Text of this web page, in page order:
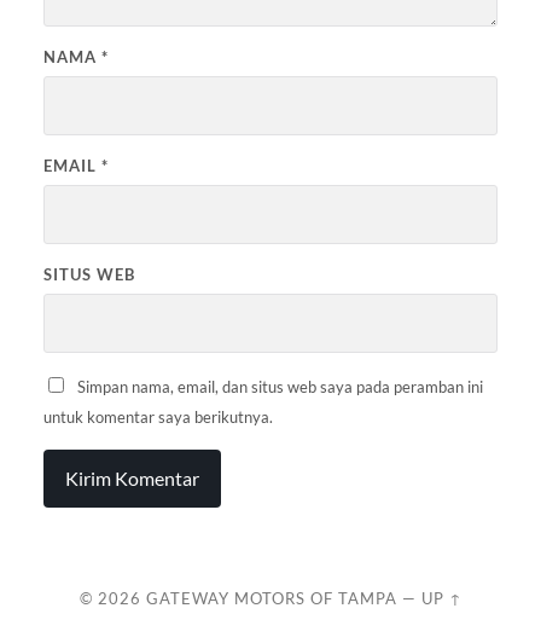
NAMA *
EMAIL *
SITUS WEB
Simpan nama, email, dan situs web saya pada peramban ini
untuk komentar saya berikutnya.
© 2026 GATEWAY MOTORS OF TAMPA — UP ↑